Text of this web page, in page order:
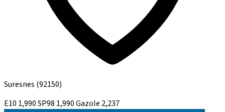
Suresnes (92150)
E10 1,990SP98 1,990Gazole 2,237